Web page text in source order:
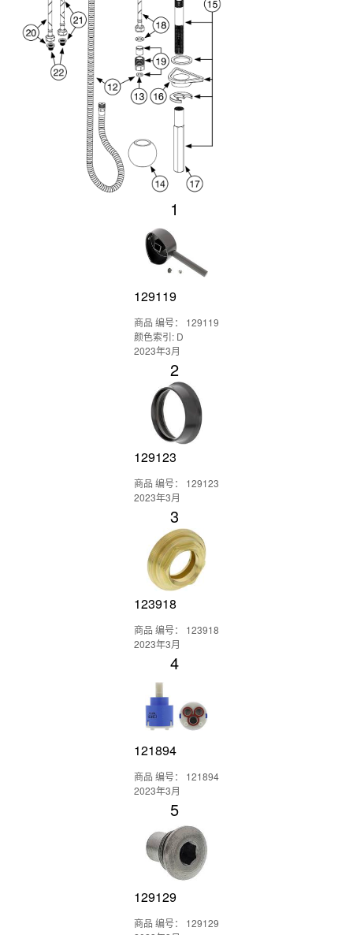
1
129119
商品 编号： 129119
颜色索引: D
2023年3月
2
129123
商品 编号： 129123
2023年3月
3
123918
商品 编号： 123918
2023年3月
4
121894
商品 编号： 121894
2023年3月
5
129129
商品 编号： 129129